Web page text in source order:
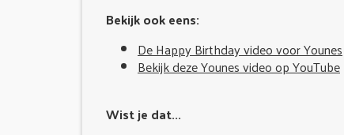
Bekijk ook eens:
De Happy Birthday video voor Younes
Bekijk deze Younes video op YouTube
Wist je dat...